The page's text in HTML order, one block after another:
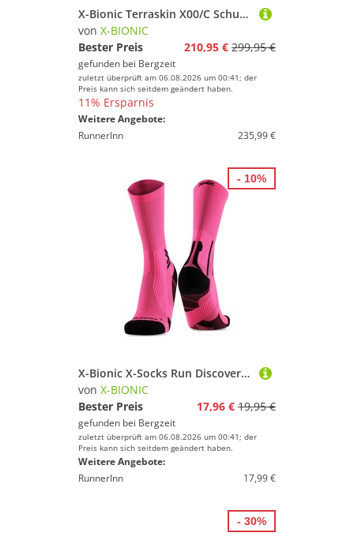
X-Bionic Terraskin X00/C Schuhe
von X-BIONIC
Bester Preis
210,95 € 299,95 €
gefunden bei Bergzeit
zuletzt überprüft am 06.08.2026 um 00:41; der
Preis kann sich seitdem geändert haben.
11% Ersparnis
Weitere Angebote:
RunnerInn
235,99 €
X-Bionic X-Socks Run Discover Crew Socken
von X-BIONIC
Bester Preis
17,96 € 19,95 €
gefunden bei Bergzeit
zuletzt überprüft am 06.08.2026 um 00:41; der
Preis kann sich seitdem geändert haben.
Weitere Angebote:
RunnerInn
17,99 €
- 10%
- 30%